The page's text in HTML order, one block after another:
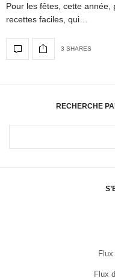
Pour les fêtes, cette année,
recettes faciles, qui…
3 SHARES
RECHERCHE
Flux